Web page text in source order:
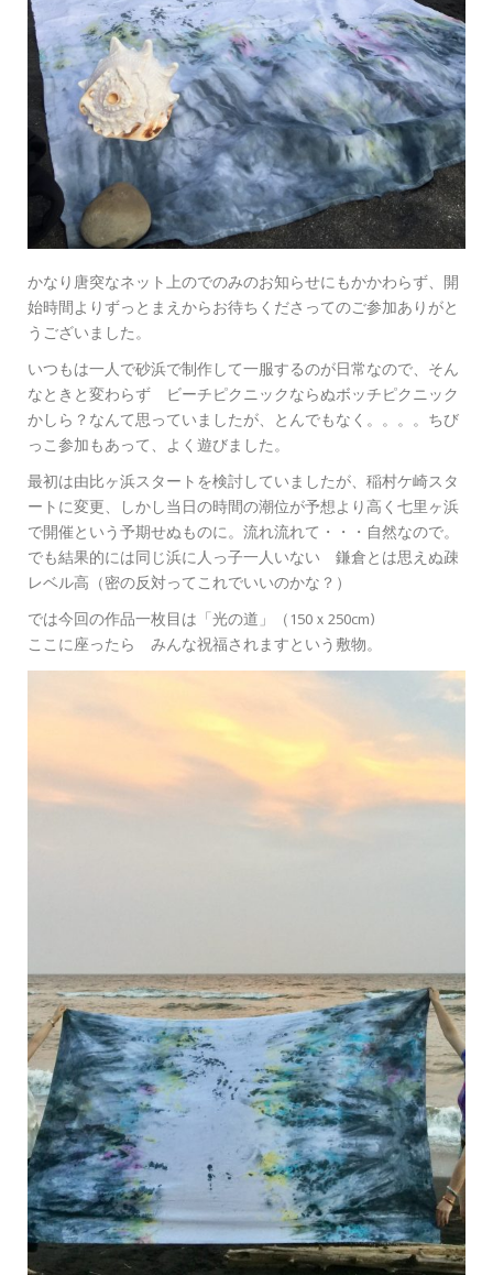
かなり唐突なネット上のでのみのお知らせにもかかわらず、開
始時間よりずっとまえからお待ちくださってのご参加ありがと
うございました。
いつもは一人で砂浜で制作して一服するのが日常なので、そん
なときと変わらず ビーチピクニックならぬボッチピクニック
かしら？なんて思っていましたが、とんでもなく。。。。ちび
っこ参加もあって、よく遊びました。
最初は由比ヶ浜スタートを検討していましたが、稲村ケ崎スタ
ートに変更、しかし当日の時間の潮位が予想より高く七里ヶ浜
で開催という予期せぬものに。流れ流れて・・・自然なので。
でも結果的には同じ浜に人っ子一人いない 鎌倉とは思えぬ疎
レベル高（密の反対ってこれでいいのかな？）
では今回の作品一枚目は「光の道」（150ｘ250cm)
ここに座ったら みんな祝福されますという敷物。